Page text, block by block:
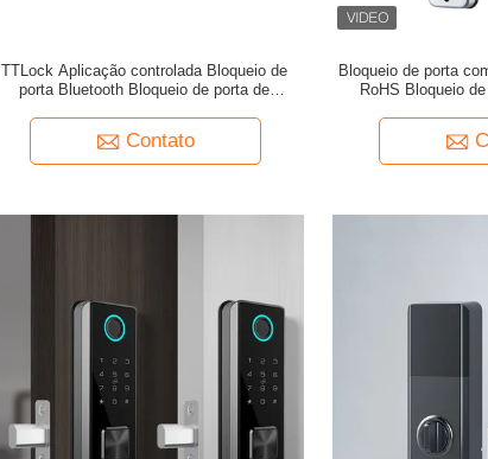
TTLock Aplicação controlada Bloqueio de
porta Bluetooth Bloqueio de porta de
Contato
Bloqueio de porta
RoHS Bloqueio